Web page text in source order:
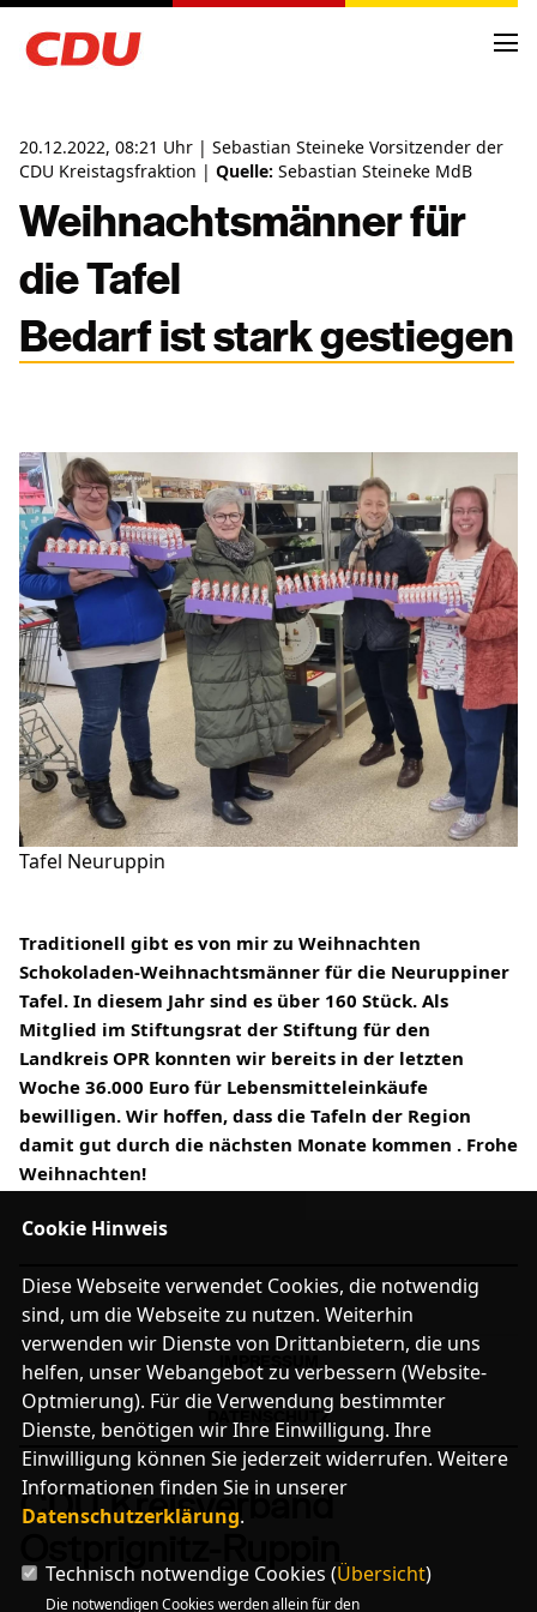
FRAKTIONSMITGLIEDER
ANTRÄGE UND ANFRAGEN
BUNDESTAG
LANDTAG
EUROPA
CDU RHEINSBERG
SENIOREN UNION OPR
JUNGE UNION OPR
FRAUEN UNION OPR
LINKS
FACEBOOK-SEITE
20.12.2022, 08:21 Uhr | Sebastian Steineke Vorsitzender der
CDU Kreistagsfraktion | Quelle: Sebastian Steineke MdB
Weihnachtsmänner für
die Tafel
Bedarf ist stark gestiegen
Traditionell gibt es von mir zu Weihnachten
Schokoladen-Weihnachtsmänner für die Neuruppiner
Tafel. In diesem Jahr sind es über 160 Stück. Als
Mitglied im Stiftungsrat der Stiftung für den
Landkreis OPR konnten wir bereits in der letzten
Woche 36.000 Euro für Lebensmitteleinkäufe
bewilligen. Wir hoffen, dass die Tafeln der Region
damit gut durch die nächsten Monate kommen . Frohe
Weihnachten!
Tafel Neuruppin
IMPRESSUM
DATENSCHUTZ
CDU Kreisverband
Cookie Hinweis
Diese Webseite verwendet Cookies, die notwendig
sind, um die Webseite zu nutzen. Weiterhin
verwenden wir Dienste von Drittanbietern, die uns
helfen, unser Webangebot zu verbessern (Website-
Optmierung). Für die Verwendung bestimmter
Dienste, benötigen wir Ihre Einwilligung. Ihre
Einwilligung können Sie jederzeit widerrufen. Weitere
Informationen finden Sie in unserer
Datenschutzerklärung.
Technisch notwendige Cookies (Übersicht)
Die notwendigen Cookies werden allein für den